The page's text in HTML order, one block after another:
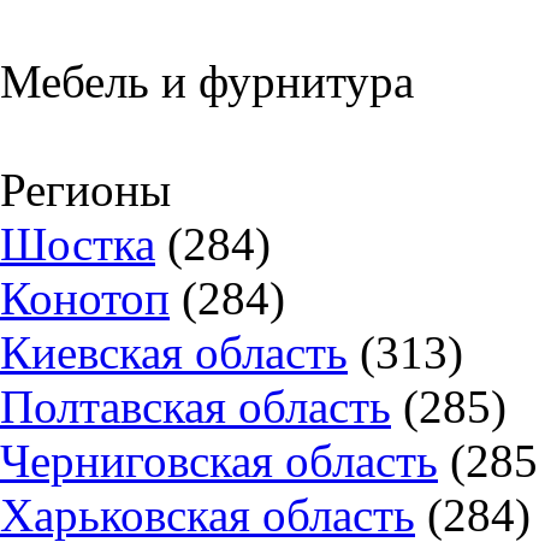
Мебель и фурнитура
Регионы
Шостка (284)
Конотоп (284)
Киевская область (313)
Полтавская область (285)
Черниговская область
Харьковская область (284)